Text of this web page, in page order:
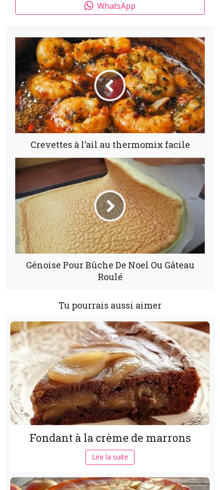
WhatsApp
Crevettes à l’ail au thermomix facile
Génoise Pour Bûche De Noel Ou Gâteau
Roulé
Tu pourrais aussi aimer
Fondant à la crème de marrons
Lire la suite